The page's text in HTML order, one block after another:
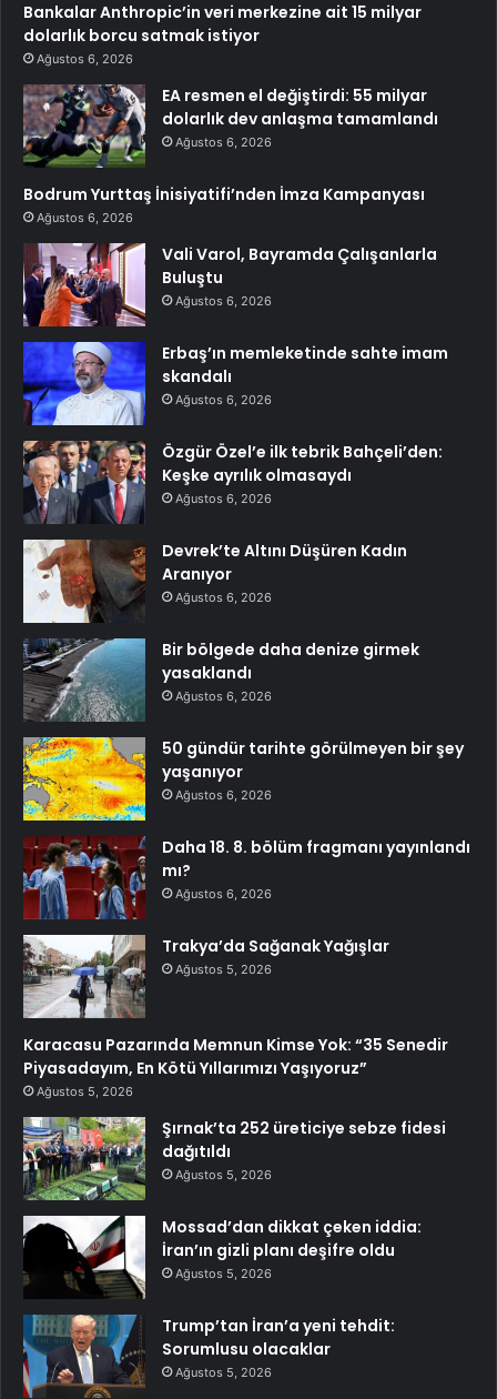
Bankalar Anthropic’in veri merkezine ait 15 milyar
dolarlık borcu satmak istiyor
Ağustos 6, 2026
EA resmen el değiştirdi: 55 milyar
dolarlık dev anlaşma tamamlandı
Ağustos 6, 2026
Bodrum Yurttaş İnisiyatifi’nden İmza Kampanyası
Ağustos 6, 2026
Vali Varol, Bayramda Çalışanlarla
Buluştu
Ağustos 6, 2026
Erbaş’ın memleketinde sahte imam
skandalı
Ağustos 6, 2026
Özgür Özel’e ilk tebrik Bahçeli’den:
Keşke ayrılık olmasaydı
Ağustos 6, 2026
Devrek’te Altını Düşüren Kadın
Aranıyor
Ağustos 6, 2026
Bir bölgede daha denize girmek
yasaklandı
Ağustos 6, 2026
50 gündür tarihte görülmeyen bir şey
yaşanıyor
Ağustos 6, 2026
Daha 18. 8. bölüm fragmanı yayınlandı
mı?
Ağustos 6, 2026
Trakya’da Sağanak Yağışlar
Ağustos 5, 2026
Karacasu Pazarında Memnun Kimse Yok: “35 Senedir
Piyasadayım, En Kötü Yıllarımızı Yaşıyoruz”
Ağustos 5, 2026
Şırnak’ta 252 üreticiye sebze fidesi
dağıtıldı
Ağustos 5, 2026
Mossad’dan dikkat çeken iddia:
İran’ın gizli planı deşifre oldu
Ağustos 5, 2026
Trump’tan İran’a yeni tehdit:
Sorumlusu olacaklar
Ağustos 5, 2026